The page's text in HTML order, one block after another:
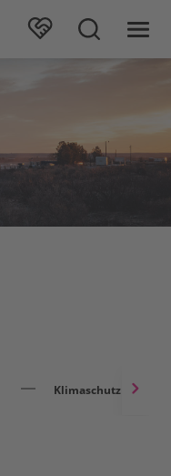
Klimaschutz